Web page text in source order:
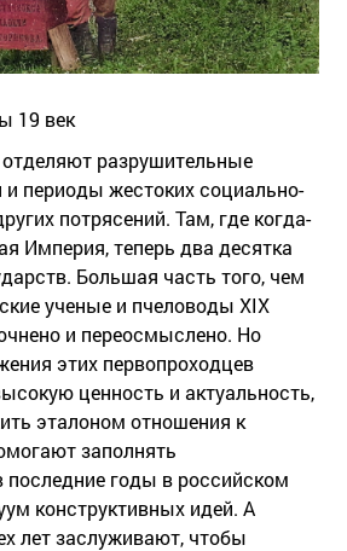
19 век
разрушительные
периоды жестоких социально-
потрясений. Там, где когда-
Империя, теперь два десятка
Большая часть того, чем
ученые и пчеловоды ХIХ
и переосмыслено. Но
этих первопроходцев
ценность и актуальность,
эталоном отношения к
заполнять
годы в российском
конструктивных идей. А
лет заслуживают, чтобы